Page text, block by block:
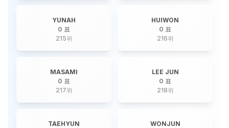
YUNAH
0 표
215위
HUIWON
0 표
216위
MASAMI
0 표
217위
LEE JUN
0 표
218위
TAEHYUN
WONJUN